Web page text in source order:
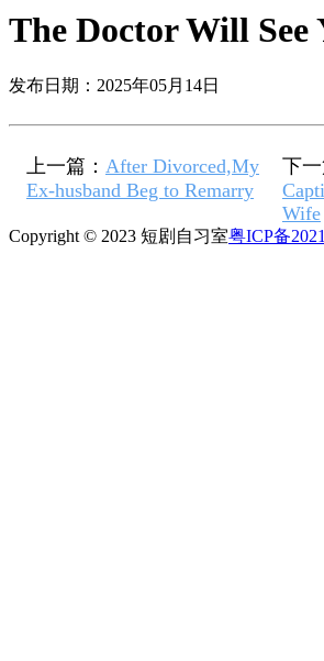
The Doctor Will See
发布日期：2025年05月14日
上一篇： After Divorced,My
Ex-husband Beg to Remarry
下一
Wife
Copyright © 2023 短剧自习室粤ICP备